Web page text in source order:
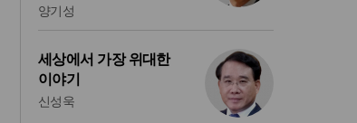
양기성
세상에서 가장 위대한
이야기
신성욱